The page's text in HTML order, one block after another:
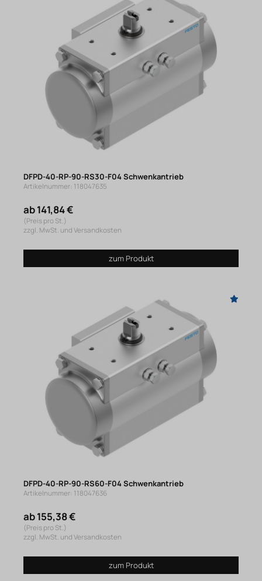
DFPD-40-RP-90-RS30-F04 Schwenkantrieb
Artikelnummer: 118047635
ab 141,84 €
(Preis pro St.)
zzgl. MwSt. und Versandkosten
zum Produkt
DFPD-40-RP-90-RS60-F04 Schwenkantrieb
Artikelnummer: 118047636
ab 155,38 €
(Preis pro St.)
zzgl. MwSt. und Versandkosten
zum Produkt